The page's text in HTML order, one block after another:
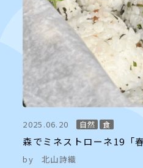
2025.06.20 自然 食
森でミネストローネ19「
by 北山詩織